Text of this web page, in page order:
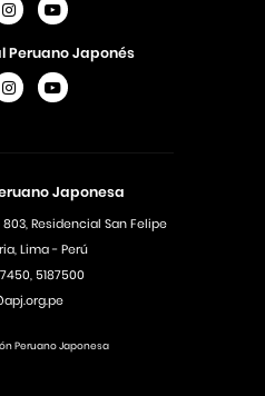
Japonesa
Residencial San Felipe
Lima - Perú
5187500
Peruano Japonés
Peruano Japonesa